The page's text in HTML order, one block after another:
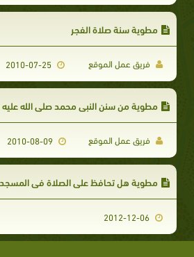
مطوية سنة صلاة الفجر
فريق عمل الموقع
مطوية من سنن النبي محمد صلى الله
فريق عمل الموقع
مطوية هل تحافظ على الصلاة في المسجد؟